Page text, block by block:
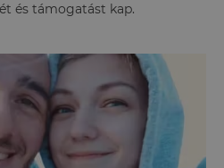
és támogatást kap.